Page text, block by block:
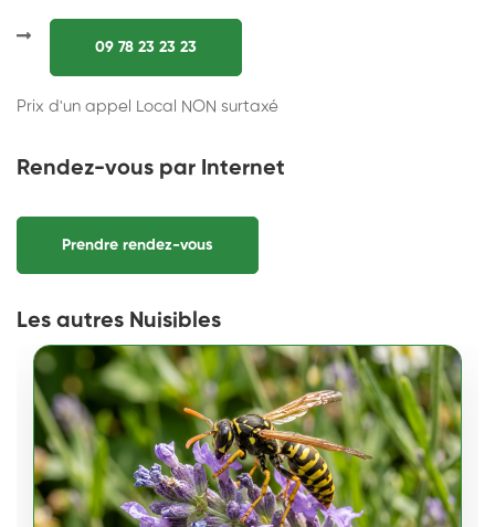
09 78 23 23 23
Prix d'un appel Local NON surtaxé
Rendez-vous par Internet
Prendre rendez-vous
Les autres Nuisibles